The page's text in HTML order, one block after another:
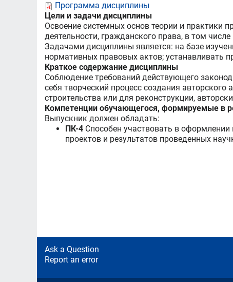
Программа дисциплины
Цели и задачи дисциплины
Освоение системных основ теории и практики
деятельности, гражданского права, в том
Задачами дисциплины является: на базе
нормативных правовых актов; устанавливать
Краткое содержание дисциплины
Соблюдение требований действующего
себя творческий процесс создания
строительства или для реконструкции,
Компетенции обучающегося, формируемые в
Выпускник должен обладать:
ПК-4 Способен участвовать в
проектов и результатов проведенных
Ask a Question
Report an error